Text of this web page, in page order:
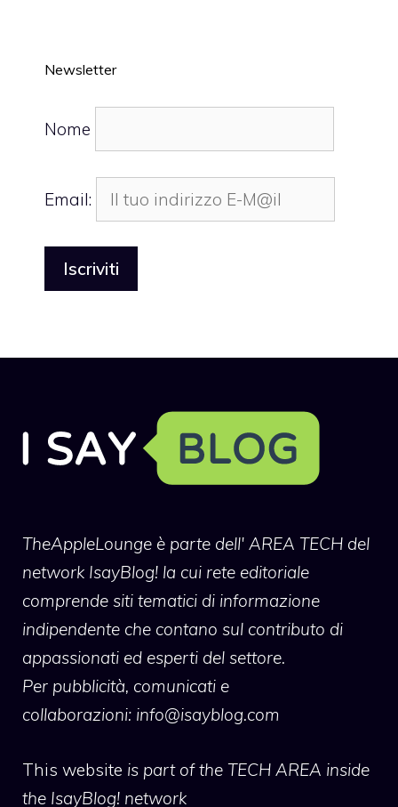
Newsletter
Nome
Email:
TheAppleLounge è parte dell' AREA TECH del
network IsayBlog! la cui rete editoriale
comprende siti tematici di informazione
indipendente che contano sul contributo di
appassionati ed esperti del settore.
Per pubblicità, comunicati e
collaborazioni: info@isayblog.com
This website is part of the TECH AREA inside
the IsayBlog! network